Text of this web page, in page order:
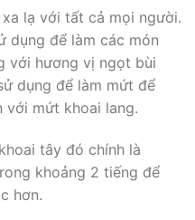
lạ với tất cả mọi người.
dụng để làm các món
với hương vị ngọt bùi
dụng để làm mứt để
với mứt khoai lang.
tây đó chính là
khoảng 2 tiếng để
hơn.